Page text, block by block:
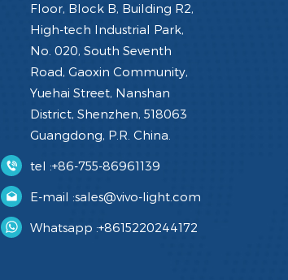
Floor, Block B, Building R2,
High-tech Industrial Park,
No. 020, South Seventh
Road, Gaoxin Community,
Yuehai Street, Nanshan
District, Shenzhen, 518063
Guangdong, P.R. China.
tel :+86-755-86961139
E-mail :sales@vivo-light.com
Whatsapp :+8615220244172